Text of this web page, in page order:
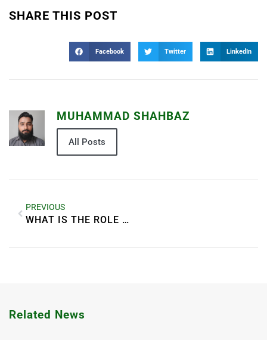
SHARE THIS POST
Facebook Twitter LinkedIn
MUHAMMAD SHAHBAZ
All Posts
PREVIOUS
WHAT IS THE ROLE OF CMS IN HEALTHCARE
Related News